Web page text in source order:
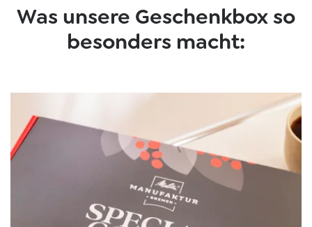
Was unsere Geschenkbox so
besonders macht: